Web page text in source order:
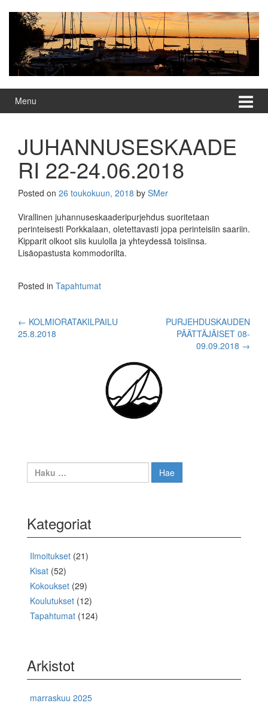
content
Menu
JUHANNUSESKAADE
RI 22-24.06.2018
Posted on 26 toukokuun, 2018 by SMer
Virallinen juhannuseskaaderipurjehdus suoritetaan
perinteisesti Porkkalaan, oletettavasti jopa perinteisiin saariin.
Kipparit olkoot siis kuulolla ja yhteydessä toisiinsa.
Lisäopastusta kommodorilta.
Posted in Tapahtumat
Post
← KOLMIORATAKILPAILU
25.8.2018
PURJEHDUSKAUDEN
PÄÄTTÄJÄISET 08-
09.09.2018 →
Haku:
Kategoriat
Ilmoitukset (21)
Kisat (52)
Kokoukset (29)
Koulutukset (12)
Tapahtumat (124)
Arkistot
marraskuu 2025